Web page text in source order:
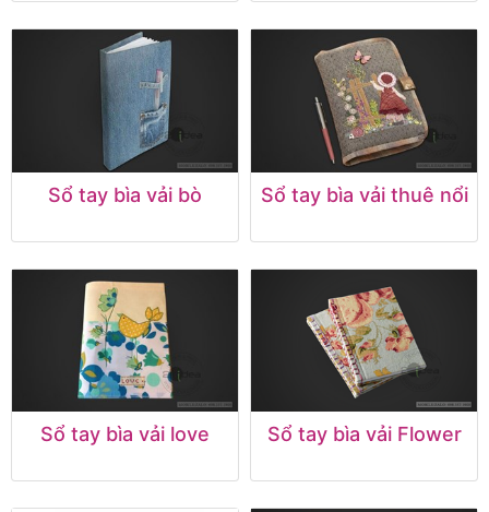
Sổ tay bìa vải bò Sổ tay bìa vải thuê nổi
Sổ tay bìa vải love Sổ tay bìa vải Flower